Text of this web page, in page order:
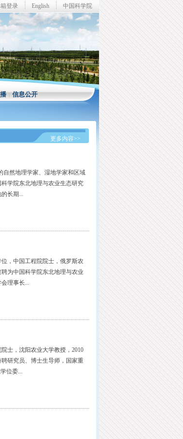
登录 English 中国科学院
信息公开
更多内容>>
自然地理学家、湿地学家和区域
学院东北地理与农业生态研究
长期...
，中国工程院院士，俄罗斯农
为中国科学院东北地理与农业
理事长...
士，沈阳农业大学教授，2010
研究员、博士生导师，国家重
位委...